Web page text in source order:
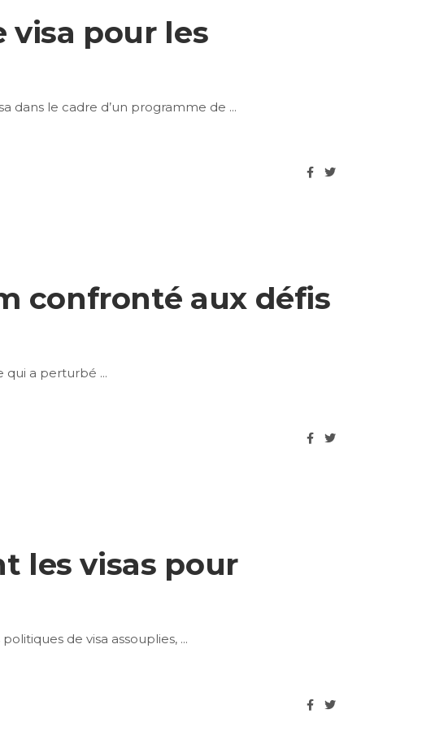
visa pour les
dans le cadre d’un programme de
confronté aux défis
qui a perturbé
les visas pour
de visa assouplies,